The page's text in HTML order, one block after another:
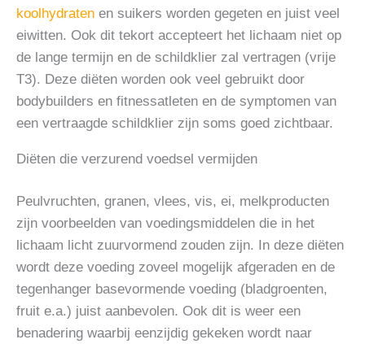
koolhydraten en suikers worden gegeten en juist veel
eiwitten. Ook dit tekort accepteert het lichaam niet op
de lange termijn en de schildklier zal vertragen (vrije
T3). Deze diëten worden ook veel gebruikt door
bodybuilders en fitnessatleten en de symptomen van
een vertraagde schildklier zijn soms goed zichtbaar.
Diëten die verzurend voedsel vermijden
Peulvruchten, granen, vlees, vis, ei, melkproducten
zijn voorbeelden van voedingsmiddelen die in het
lichaam licht zuurvormend zouden zijn. In deze diëten
wordt deze voeding zoveel mogelijk afgeraden en de
tegenhanger basevormende voeding (bladgroenten,
fruit e.a.) juist aanbevolen. Ook dit is weer een
benadering waarbij eenzijdig gekeken wordt naar